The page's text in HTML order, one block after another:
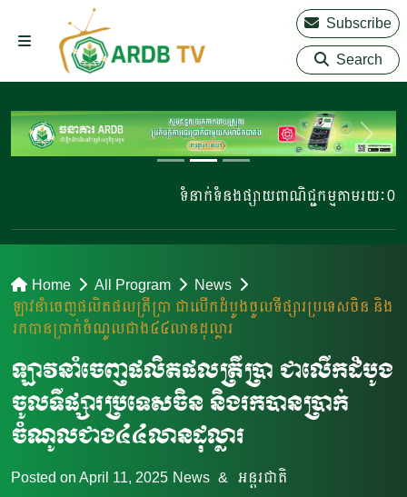
Subscribe
Search
ទំនាក់ទំនងផ្សាយពាណិជ្ជកម្មតាមរយៈ 023
Home All Program
News
ឡាវ​នាំចេញ​​ផលិតផលត្រីប្រា ជាលើកដំបូងចូលទីផ្សារ​ប្រទេស​ចិន​ និង
រកបានប្រាក់ចំណូលជាង៤៤លានដុល្លារ
ឡាវ​នាំចេញ​​ផលិតផលត្រីប្រា ជាលើកដំបូង
ចូលទីផ្សារ​ប្រទេស​ចិន​ និងរកបានប្រាក់
ចំណូលជាង៤៤លានដុល្លារ
Posted on April 11, 2025 News & អន្តរជាតិ